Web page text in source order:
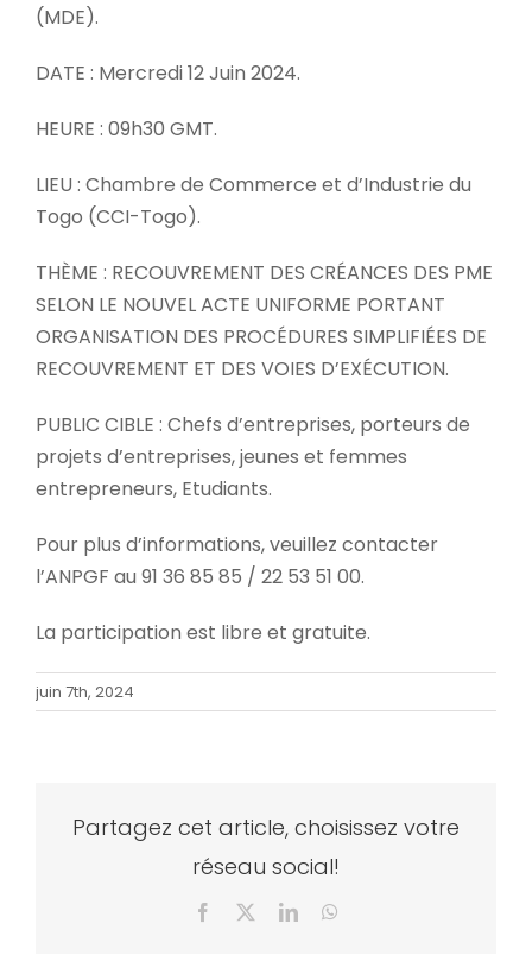
(MDE).
DATE : Mercredi 12 Juin 2024.
HEURE : 09h30 GMT.
LIEU : Chambre de Commerce et d’Industrie du
Togo (CCI-Togo).
THÈME : RECOUVREMENT DES CRÉANCES DES PME
SELON LE NOUVEL ACTE UNIFORME PORTANT
ORGANISATION DES PROCÉDURES SIMPLIFIÉES DE
RECOUVREMENT ET DES VOIES D’EXÉCUTION.
PUBLIC CIBLE : Chefs d’entreprises, porteurs de
projets d’entreprises, jeunes et femmes
entrepreneurs, Etudiants.
Pour plus d’informations, veuillez contacter
l’ANPGF au 91 36 85 85 / 22 53 51 00.
La participation est libre et gratuite.
juin 7th, 2024
Partagez cet article, choisissez votre
réseau social!
Facebook LinkedIn